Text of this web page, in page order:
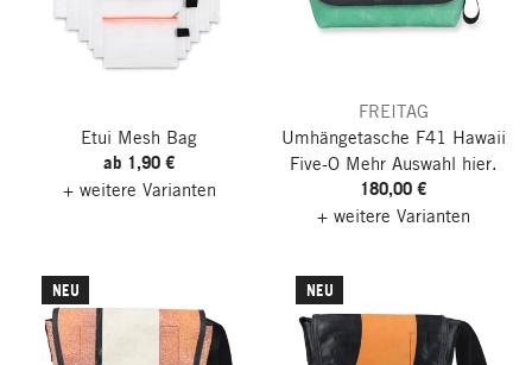
Etui Mesh Bag
ab 1,90 €
+ weitere Varianten
FREITAG
Umhängetasche F41 Hawaii
Five-OMehr Auswahl hier.
180,00 €
+ weitere Varianten
NEU NEU